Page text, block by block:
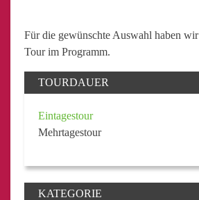
Für die gewünschte Auswahl haben
Tour im Programm.
TOURDAUER
Eintagestour
Mehrtagestour
KATEGORIE